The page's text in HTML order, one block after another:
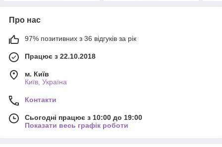
Про нас
97% позитивних з 36 відгуків за рік
Працює з 22.10.2018
м. Київ
Київ, Україна
Контакти
Сьогодні працює з 10:00 до 19:00
Показати весь графік роботи